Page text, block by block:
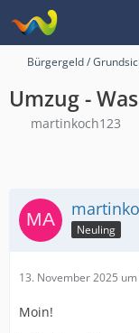
Bürgergeld /
Umzug -
martinkoch123
Neuling
13. November 2025
Moin!